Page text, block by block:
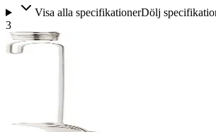
Visa alla specifikationerDölj
3